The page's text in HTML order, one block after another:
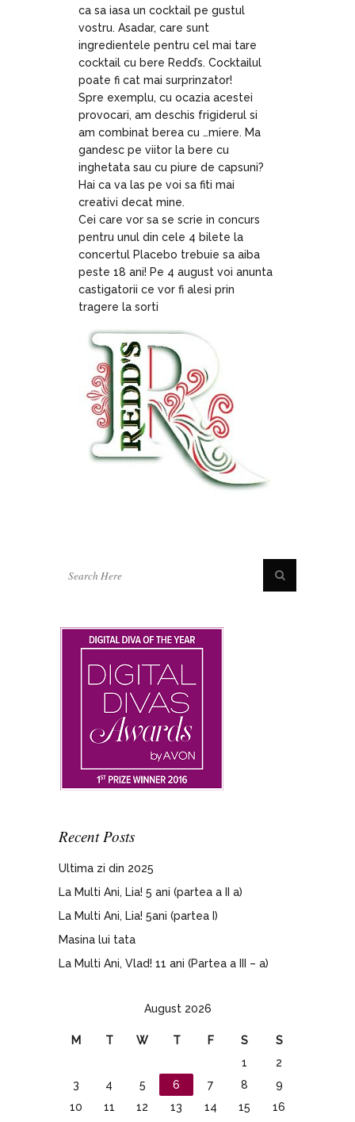
ca sa iasa un cocktail pe gustul
vostru. Asadar, care sunt
ingredientele pentru cel mai tare
cocktail cu bere Redd’s. Cocktailul
poate fi cat mai surprinzator!
Spre exemplu, cu ocazia acestei
provocari, am deschis frigiderul si
am combinat berea cu …miere. Ma
gandesc pe viitor la bere cu
inghetata sau cu piure de capsuni?
Hai ca va las pe voi sa fiti mai
creativi decat mine.
Cei care vor sa se scrie in concurs
pentru unul din cele 4 bilete la
concertul Placebo trebuie sa aiba
peste 18 ani! Pe 4 august voi anunta
castigatorii ce vor fi alesi prin
tragere la sorti
Recent Posts
Ultima zi din 2025
La Multi Ani, Lia! 5 ani (partea a II a)
La Multi Ani, Lia! 5ani (partea I)
Masina lui tata
La Multi Ani, Vlad! 11 ani (Partea a III – a)
August 2026
M T W T F S
S
1
2
3
4 5 6 7 8
9
10
11 12 13 14 15
16